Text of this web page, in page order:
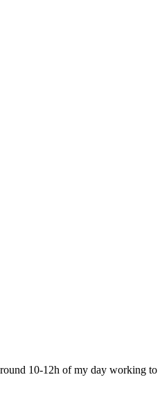
10-12h of my day working to